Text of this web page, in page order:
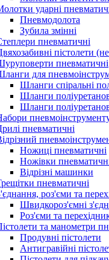
ударні
Пневмодолота
Зубила змінні
пневматичні
пістолети
пневматичні
для
Шланги спіральні
Шланги
Шланги
пневматичні
Ножиці пневматичні
Ножівки
Відрізні машинки
пневматичні
роз'єми та
Швидкороз'ємні
Роз'єми та
та манометри
Продувні пістолети
Антигравійні